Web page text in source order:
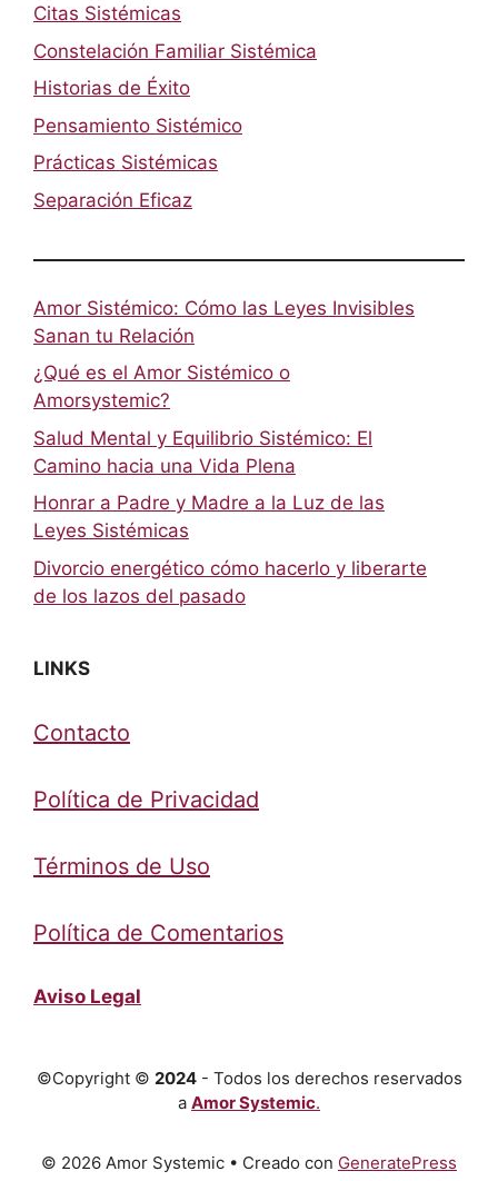
Citas Sistémicas
Constelación Familiar Sistémica
Historias de Éxito
Pensamiento Sistémico
Prácticas Sistémicas
Separación Eficaz
Amor Sistémico: Cómo las Leyes Invisibles
Sanan tu Relación
¿Qué es el Amor Sistémico o
Amorsystemic?
Salud Mental y Equilibrio Sistémico: El
Camino hacia una Vida Plena
Honrar a Padre y Madre a la Luz de las
Leyes Sistémicas
Divorcio energético cómo hacerlo y liberarte
de los lazos del pasado
LINKS
Contacto
Política de Privacidad
Términos de Uso
Política de Comentarios
Aviso Legal
©Copyright © 2024- Todos los derechos reservados
a Amor Systemic.
© 2026 Amor Systemic • Creado con GeneratePress